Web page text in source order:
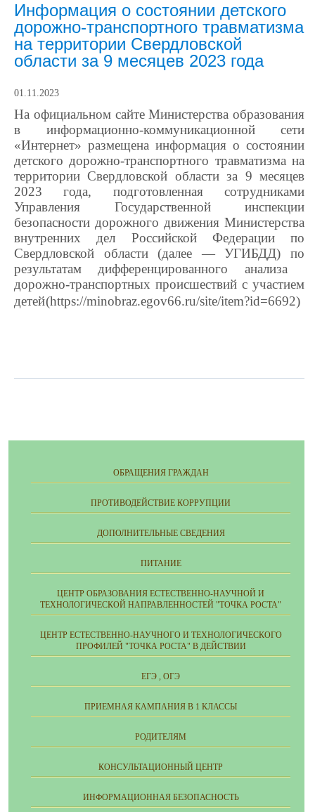
Информация о состоянии детского
дорожно-транспортного травматизма
на территории Свердловской
области за 9 месяцев 2023 года
01.11.2023
На официальном сайте Министерства образования
в информационно-коммуникационной сети
«Интернет» размещена информация о состоянии
детского дорожно-транспортного травматизма на
территории Свердловской области за 9 месяцев
2023 года, подготовленная сотрудниками
Управления Государственной инспекции
безопасности дорожного движения Министерства
внутренних дел Российской Федерации по
Свердловской области (далее — УГИБДД) по
результатам дифференцированного анализа
дорожно-транспортных происшествий с участием
детей(https://minobraz.egov66.ru/site/item?id=6692)
ОБРАЩЕНИЯ ГРАЖДАН
ПРОТИВОДЕЙСТВИЕ КОРРУПЦИИ
ДОПОЛНИТЕЛЬНЫЕ СВЕДЕНИЯ
ПИТАНИЕ
ЦЕНТР ОБРАЗОВАНИЯ ЕСТЕСТВЕННО-НАУЧНОЙ И
ТЕХНОЛОГИЧЕСКОЙ НАПРАВЛЕННОСТЕЙ "ТОЧКА РОСТА"
ЦЕНТР ЕСТЕСТВЕННО-НАУЧНОГО И ТЕХНОЛОГИЧЕСКОГО
ПРОФИЛЕЙ "ТОЧКА РОСТА" В ДЕЙСТВИИ
ЕГЭ , ОГЭ
ПРИЕМНАЯ КАМПАНИЯ В 1 КЛАССЫ
РОДИТЕЛЯМ
КОНСУЛЬТАЦИОННЫЙ ЦЕНТР
ИНФОРМАЦИОННАЯ БЕЗОПАСНОСТЬ